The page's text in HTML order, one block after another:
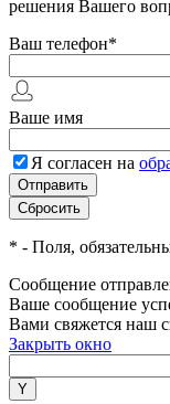
решения Вашего
Ваш телефон*
Ваше имя
Я согласен на
* - Поля,
Сообщение
Ваше сообщение
Вами свяжется наш
Закрыть окно